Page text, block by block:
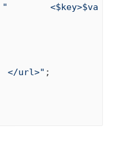
"        <$key>$val
</url>" ;